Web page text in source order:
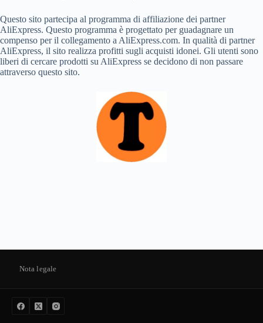
Questo sito partecipa al programma di affiliazione dei partner
AliExpress. Questo programma è progettato per guadagnare un
compenso per il collegamento a AliExpress.com. In qualità di partner
AliExpress, il sito realizza profitti sugli acquisti idonei. Gli utenti sono
liberi di cercare prodotti su AliExpress se decidono di non passare
attraverso questo sito.
Nota legale